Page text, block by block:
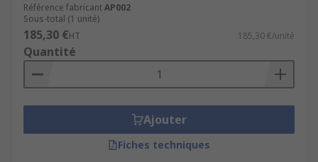
Référence fabricantAP002
Sous-total (1 unité)
185,30 €HT 185,30 €/unité
Quantité
Ajouter
Fiches techniques